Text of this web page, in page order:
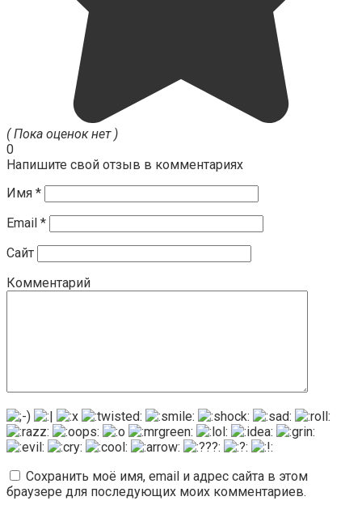
( Пока оценок нет )
0
Напишите свой отзыв в комментариях
Имя *
Email *
Сайт
Комментарий
Сохранить моё имя, email и адрес сайта в этом
браузере для последующих моих комментариев.